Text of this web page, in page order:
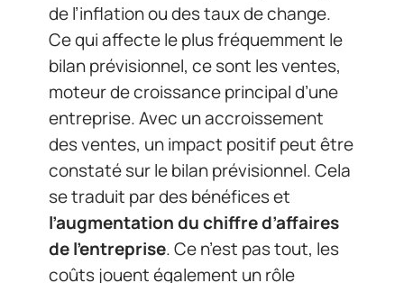
de l’inflation ou des taux de change.
Ce qui affecte le plus fréquemment le
bilan prévisionnel, ce sont les ventes,
moteur de croissance principal d’une
entreprise. Avec un accroissement
des ventes, un impact positif peut être
constaté sur le bilan prévisionnel. Cela
se traduit par des bénéfices et
l’augmentation du chiffre d’affaires
de l’entreprise. Ce n’est pas tout, les
coûts jouent également un rôle